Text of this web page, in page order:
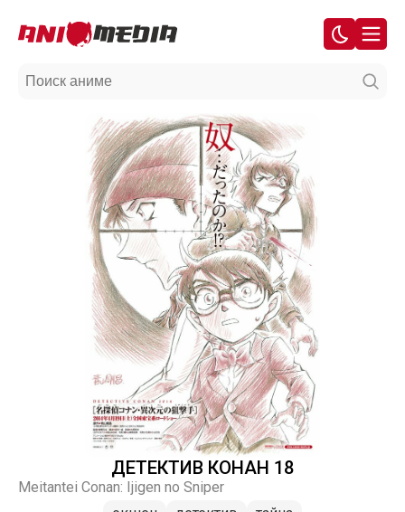
ДЕТЕКТИВ КОНАН 18
Meitantei Conan: Ijigen no Sniper